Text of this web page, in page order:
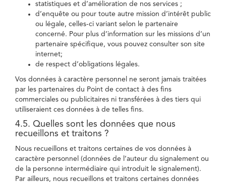
statistiques et d’amélioration de nos services ;
d’enquête ou pour toute autre mission d’intérêt public
ou légale, celles-ci variant selon le partenaire
concerné. Pour plus d’information sur les missions d’un
partenaire spécifique, vous pouvez consulter son site
internet;
de respect d’obligations légales.
Vos données à caractère personnel ne seront jamais traitées
par les partenaires du Point de contact à des fins
commerciales ou publicitaires ni transférées à des tiers qui
utiliseraient ces données à de telles fins.
4.5. Quelles sont les données que nous
recueillons et traitons ?
Nous recueillons et traitons certaines de vos données à
caractère personnel (données de l’auteur du signalement ou
de la personne intermédiaire qui introduit le signalement).
Par ailleurs, nous recueillons et traitons certaines données